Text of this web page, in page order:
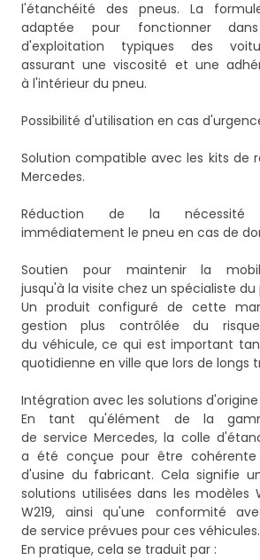
l'étanchéité des pneus. La
adaptée pour fonctionner
d'exploitation typiques des
assurant une viscosité et une
à l'intérieur du pneu.
Possibilité d'utilisation en cas
Solution compatible avec les kits de
Mercedes.
Réduction de la nécessité
immédiatement le pneu en cas de
Soutien pour maintenir la
jusqu'à la visite chez un spécialiste du
Un produit configuré de cette
gestion plus contrôlée du risque
du véhicule, ce qui est important
quotidienne en ville que lors de longs
Intégration avec les solutions
En tant qu'élément de la
de service Mercedes, la colle
a été conçue pour être
d'usine du fabricant. Cela signifie
solutions utilisées dans les modèles
W219, ainsi qu'une conformité
de service prévues pour ces véhicules.
En pratique, cela se traduit par :